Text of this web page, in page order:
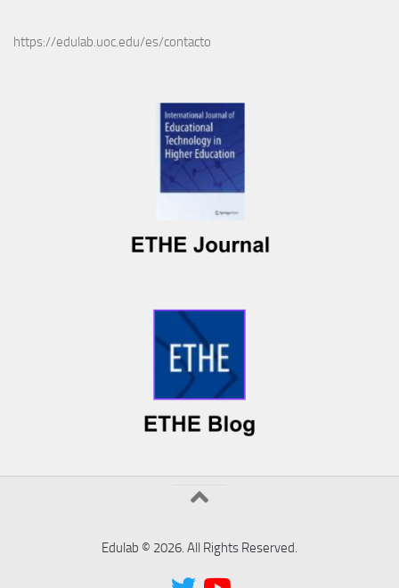
https://edulab.uoc.edu/es/contacto
Edulab © 2026. All Rights Reserved.